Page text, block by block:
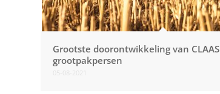
Grootste doorontwikkeling van CLAAS
grootpakpersen